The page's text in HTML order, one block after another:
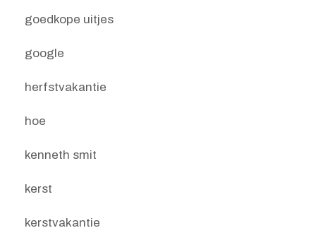
goedkope uitjes
google
herfstvakantie
hoe
kenneth smit
kerst
kerstvakantie